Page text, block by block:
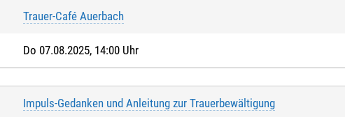
Trauer-Café Auerbach
Do 07.08.2025, 14:00 Uhr
Impuls-Gedanken und Anleitung zur Trauerbewältigung